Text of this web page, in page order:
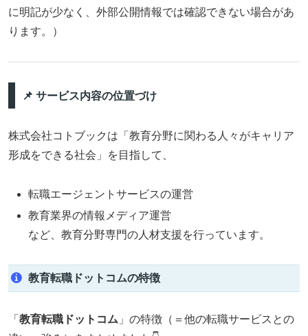
に明記が少なく、外部公開情報では確認できない場合があ
ります。）
📌 サービス内容の位置づけ
株式会社コトブックは「教育分野に関わる人々がキャリア
形成をできる社会」を目指して、
転職エージェントサービスの運営
教育業界の情報メディア運営
など、教育分野専門の人材支援を行っています。
教育転職ドットコムの特徴
「 教育転職ドットコム 」の特徴（＝他の転職サービスとの